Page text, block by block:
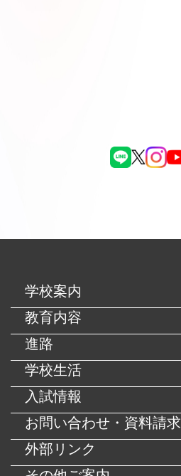
学校案内
教育内容
進路
学校生活
入試情報
お問い合わせ・資料請求
外部リンク